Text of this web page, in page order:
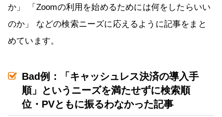
か」 「Zoomの利用を始めるためには何をしたらいい
のか」 などの検索ニーズに応えるように記事をまと
めています。
Bad例：「キャッシュレス決済の導入手
順」というニーズを満たせずに検索順
位・PVともに振るわなかった記事